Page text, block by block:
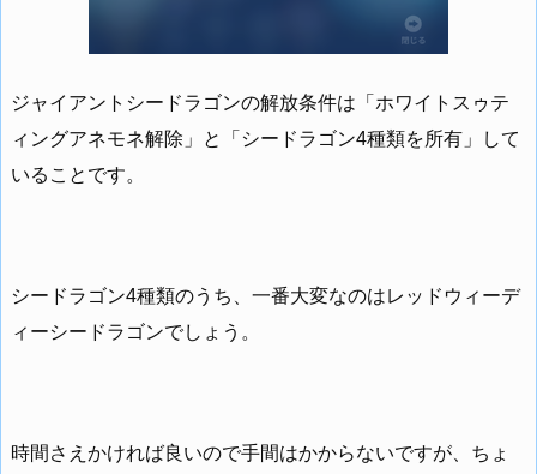
ジャイアントシードラゴンの解放条件は「ホワイトスゥテ
ィングアネモネ解除」と「シードラゴン4種類を所有」して
いることです。
シードラゴン4種類のうち、一番大変なのはレッドウィーデ
ィーシードラゴンでしょう。
時間さえかければ良いので手間はかからないですが、ちょ